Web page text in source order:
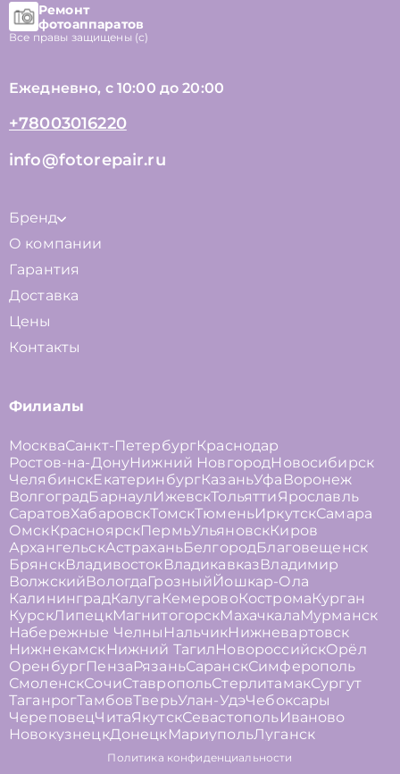
Ремонт
фотоаппаратов
Все правы защищены (с)
Ежедневно, с 10:00 до 20:00
+78003016220
info@fotorepair.ru
Бренд
О компании
Гарантия
Доставка
Цены
Контакты
Филиалы
МоскваСанкт-ПетербургКраснодар
Ростов-на-ДонуНижний НовгородНовосибирск
ЧелябинскЕкатеринбургКазаньУфа Воронеж
ВолгоградБарнаулИжевскТольяттиЯрославль
СаратовХабаровскТомскТюменьИркутскСамара
ОмскКрасноярскПермьУльяновскКиров
АрхангельскАстраханьБелгородБлаговещенск
БрянскВладивостокВладикавказВладимир
ВолжскийВологдаГрозныйЙошкар-Ола
КалининградКалуга КемеровоКостромаКурган
КурскЛипецкМагнитогорскМахачкалаМурманск
Набережные Челны НальчикНижневартовск
НижнекамскНижний ТагилНовороссийскОрёл
ОренбургПензаРязаньСаранскСимферополь
СмоленскСочиСтавропольСтерлитамакСургут
ТаганрогТамбовТверьУлан-УдэЧебоксары
ЧереповецЧитаЯкутскСевастопольИваново
НовокузнецкДонецкМариупольЛуганск
Политика конфиденциальности